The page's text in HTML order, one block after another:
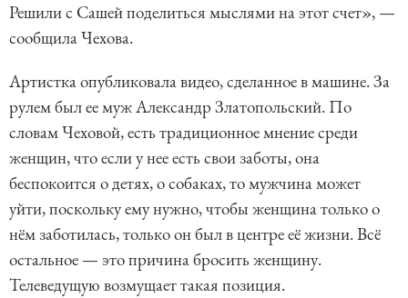
Решили с Сашей поделиться мыслями на этот счет», —
сообщила Чехова.
Артистка опубликовала видео, сделанное в машине. За
рулем был ее муж Александр Златопольский. По
словам Чеховой, есть традиционное мнение среди
женщин, что если у нее есть свои заботы, она
беспокоится о детях, о собаках, то мужчина может
уйти, поскольку ему нужно, чтобы женщина только о
нём заботилась, только он был в центре её жизни. Всё
остальное — это причина бросить женщину.
Телеведущую возмущает такая позиция.